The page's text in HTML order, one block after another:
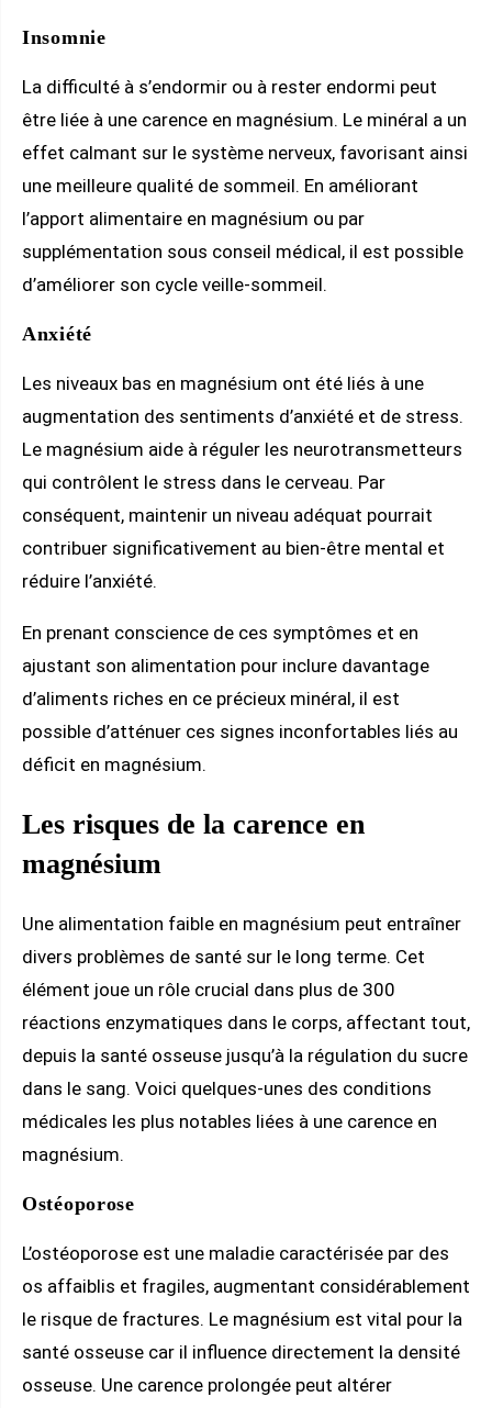
Insomnie
La difficulté à s’endormir ou à rester endormi peut
être liée à une carence en magnésium. Le minéral a un
effet calmant sur le système nerveux, favorisant ainsi
une meilleure qualité de sommeil. En améliorant
l’apport alimentaire en magnésium ou par
supplémentation sous conseil médical, il est possible
d’améliorer son cycle veille-sommeil.
Anxiété
Les niveaux bas en magnésium ont été liés à une
augmentation des sentiments d’anxiété et de stress.
Le magnésium aide à réguler les neurotransmetteurs
qui contrôlent le stress dans le cerveau. Par
conséquent, maintenir un niveau adéquat pourrait
contribuer significativement au bien-être mental et
réduire l’anxiété.
En prenant conscience de ces symptômes et en
ajustant son alimentation pour inclure davantage
d’aliments riches en ce précieux minéral, il est
possible d’atténuer ces signes inconfortables liés au
déficit en magnésium.
Les risques de la carence en
magnésium
Une alimentation faible en magnésium peut entraîner
divers problèmes de santé sur le long terme. Cet
élément joue un rôle crucial dans plus de 300
réactions enzymatiques dans le corps, affectant tout,
depuis la santé osseuse jusqu’à la régulation du sucre
dans le sang. Voici quelques-unes des conditions
médicales les plus notables liées à une carence en
magnésium.
Ostéoporose
L’ostéoporose est une maladie caractérisée par des
os affaiblis et fragiles, augmentant considérablement
le risque de fractures. Le magnésium est vital pour la
santé osseuse car il influence directement la densité
osseuse. Une carence prolongée peut altérer